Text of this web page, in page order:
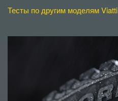
Тесты по другим моделям Viatti